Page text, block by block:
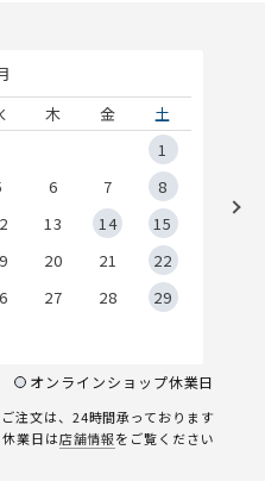
木 金
土
1
6 7
8
13 14
15
20 21
22
27 28
29
オンラインショップ休業日
注文は、24時間承っております
業日は店舗情報をご覧ください